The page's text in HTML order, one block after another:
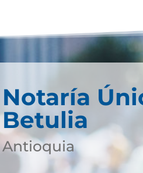
Notaría
Betulia
Antioquia